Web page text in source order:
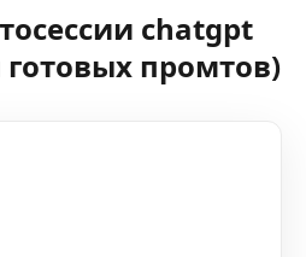
chatgpt
промтов)